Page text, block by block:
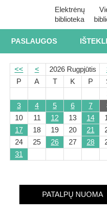
Elektrėnų
biblioteka
PASLAUGOS
<< < 2026 Rugpjūtis
P
A T K P
3
4 5 6 7
10
11 12 13 14
17
18 19 20 21
24
25 26 27 28
31
PATALPŲ NUOMA